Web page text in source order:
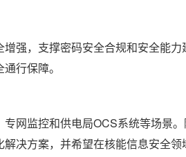
强，支撑密码安全合规和安全能力
行保障。
网监控和供电局OCS系统等场景
决方案，并希望在核能信息安全领